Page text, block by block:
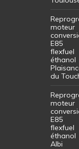
moteur
E85
flexfuel
éthanol
du
moteur
E85
flexfuel
éthanol
Albi